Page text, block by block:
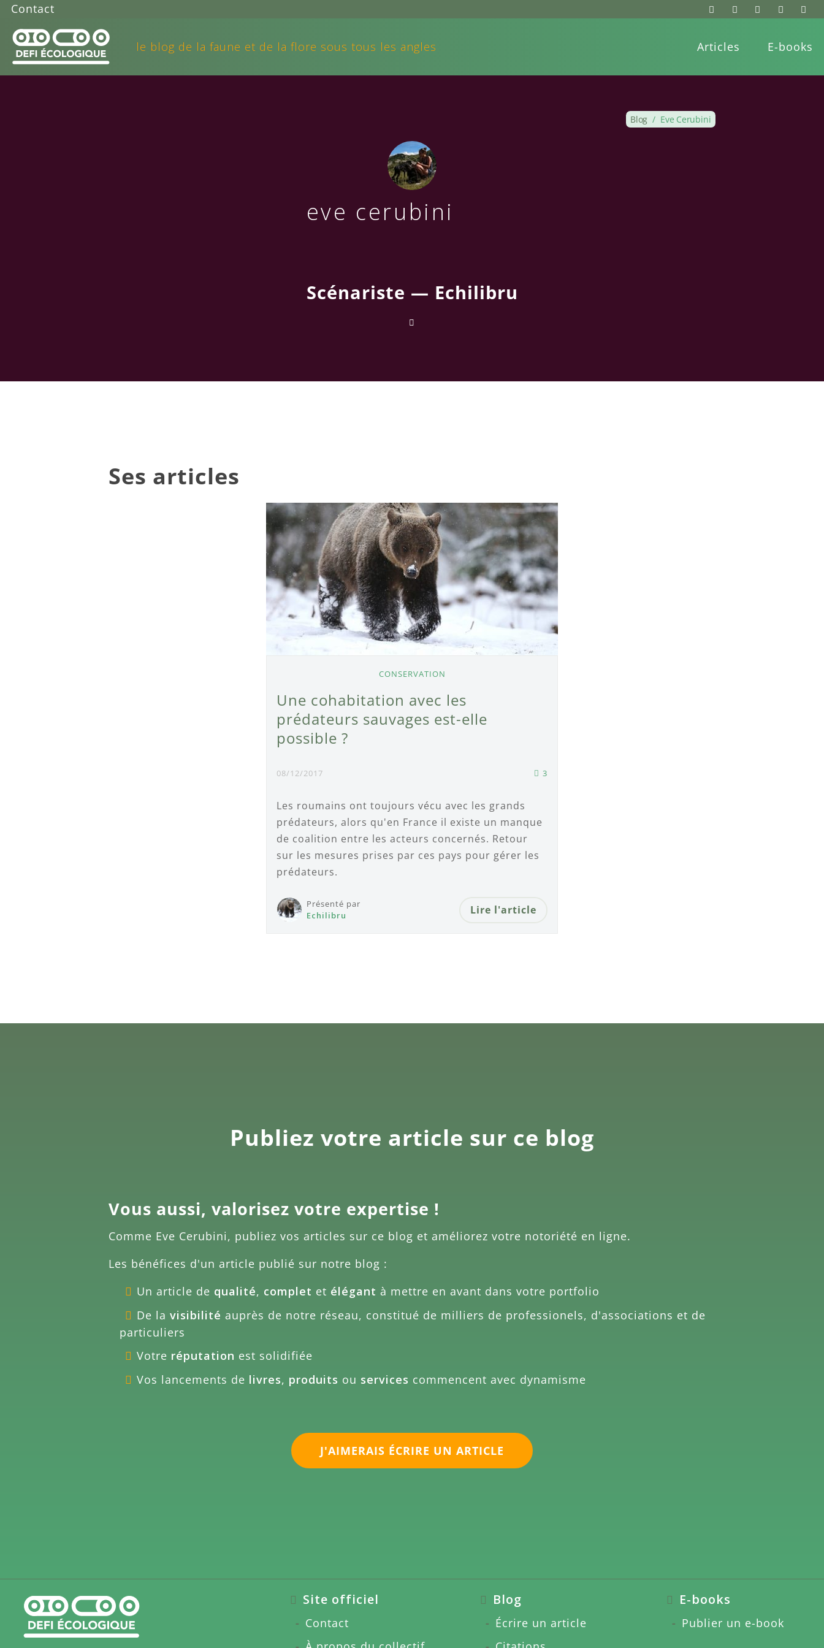
Contact
le blog de la faune et de la flore sous tous les angles Articles E-books
Blog / Eve Cerubini
eve cerubini
Scénariste — Echilibru
Ses articles
CONSERVATION
Une cohabitation avec les
prédateurs sauvages est-elle
possible ?
08/12/2017 3
Les roumains ont toujours vécu avec les grands
prédateurs, alors qu'en France il existe un manque
de coalition entre les acteurs concernés. Retour
sur les mesures prises par ces pays pour gérer les
prédateurs.
Présenté par
Echilibru
Lire l'article
Publiez votre article sur ce blog
Vous aussi, valorisez votre expertise !
Comme Eve Cerubini, publiez vos articles sur ce blog et améliorez votre notoriété en ligne.
Les bénéfices d'un article publié sur notre blog :
Un article de qualité, complet et élégant à mettre en avant dans votre portfolio
De lavisibilité auprès de notre réseau, constitué de milliers de professionels, d'associations et de
particuliers
Votre réputation est solidifiée
Vos lancements de livres, produits ou services commencent avec dynamisme
J'AIMERAIS ÉCRIRE UN ARTICLE
Site officiel
Contact
Blog
Écrire un article
E-books
Publier un e-book